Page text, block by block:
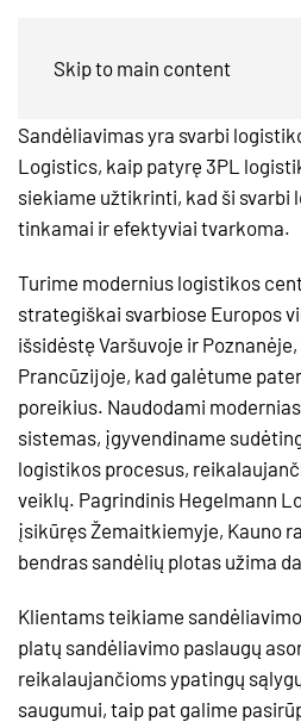
Skip to main content
SANDĖLIAVIMAS
Sandėliavimas yra svarbi
Logistics, kaip patyrę 3PL
siekiame užtikrinti, kad ši svarbi
tinkamai ir efektyviai tvarkoma.
Turime modernius logistikos
strategiškai svarbiose Europos
išsidėstę Varšuvoje ir
Prancūzijoje, kad galėtume
poreikius. Naudodami
sistemas, įgyvendiname
logistikos procesus,
veiklų. Pagrindinis Hegelmann
įsikūręs Žemaitkiemyje, Kauno
bendras sandėlių plotas užima
Klientams teikiame
platų sandėliavimo paslaugų
reikalaujančioms ypatingų
saugumui, taip pat galime